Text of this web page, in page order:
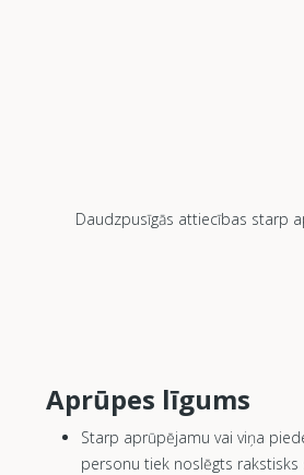
Daudzpusīgās attiecības starp
Aprūpes līgums
Starp aprūpējamu vai viņa
personu tiek noslēgts